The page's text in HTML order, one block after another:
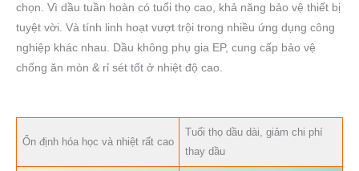
chọn. Vì dầu tuần hoàn có tuổi thọ cao, khả năng bảo vệ thiết bị
tuyệt vời. Và tính linh hoạt vượt trội trong nhiều ứng dụng công
nghiệp khác nhau. Dầu không phụ gia EP, cung cấp bảo vệ
chống ăn mòn & rỉ sét tốt ở nhiệt độ cao.
Ổn định hóa học và nhiệt rất cao
Tuổi thọ dầu dài, giảm chi phí
thay dầu